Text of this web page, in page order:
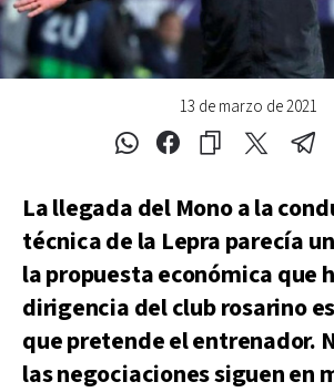
13 de marzo de 2021
La llegada del Mono a la
técnica de la Lepra parecía
la propuesta económica que
dirigencia del club rosarino
que pretende el entrenador.
las negociaciones siguen en